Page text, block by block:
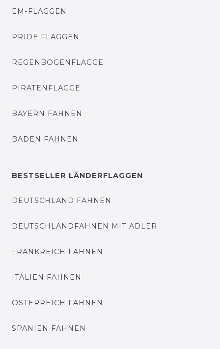
EM-FLAGGEN
PRIDE FLAGGEN
REGENBOGENFLAGGE
PIRATENFLAGGE
BAYERN FAHNEN
BADEN FAHNEN
BESTSELLER LÄNDERFLAGGEN
DEUTSCHLAND FAHNEN
DEUTSCHLANDFAHNEN MIT ADLER
FRANKREICH FAHNEN
ITALIEN FAHNEN
ÖSTERREICH FAHNEN
SPANIEN FAHNEN